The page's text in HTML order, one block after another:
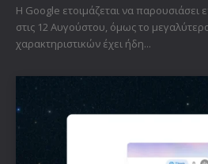
Η Google ετοιμάζεται να παρουσιάσει
στις 12 Αυγούστου, όμως το
χαρακτηριστικών έχει ήδη...